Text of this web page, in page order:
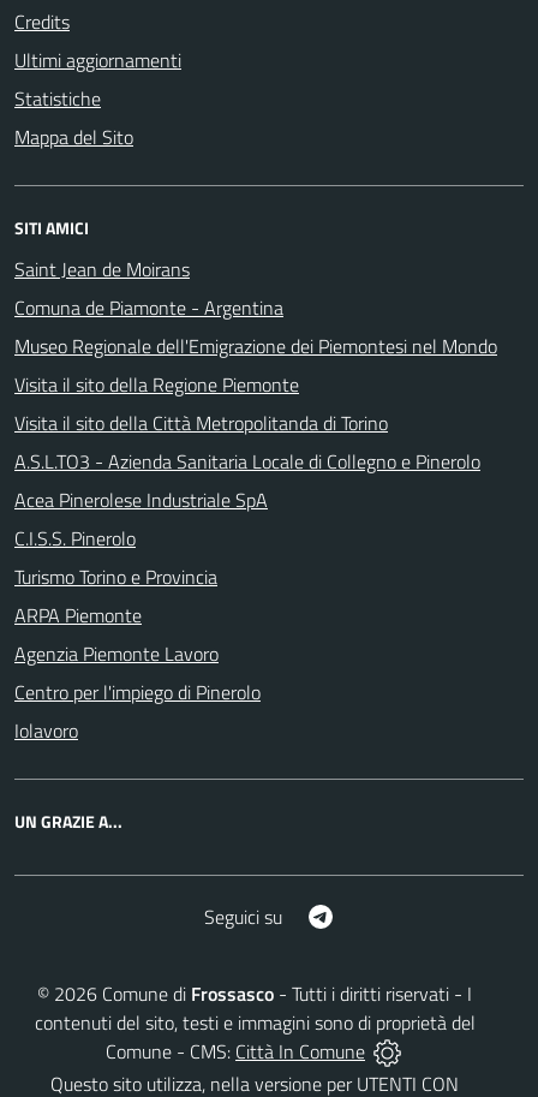
Credits
Ultimi aggiornamenti
Statistiche
Mappa del Sito
SITI AMICI
Saint Jean de Moirans
Comuna de Piamonte - Argentina
Museo Regionale dell'Emigrazione dei Piemontesi nel Mondo
Visita il sito della Regione Piemonte
Visita il sito della Città Metropolitanda di Torino
A.S.L.TO3 - Azienda Sanitaria Locale di Collegno e Pinerolo
Acea Pinerolese Industriale SpA
C.I.S.S. Pinerolo
Turismo Torino e Provincia
ARPA Piemonte
Agenzia Piemonte Lavoro
Centro per l'impiego di Pinerolo
Iolavoro
UN GRAZIE A...
Seguici su
© 2026 Comune di Frossasco - Tutti i diritti riservati - I
contenuti del sito, testi e immagini sono di proprietà del
Comune - CMS: Città In Comune
Questo sito utilizza, nella versione per UTENTI CON